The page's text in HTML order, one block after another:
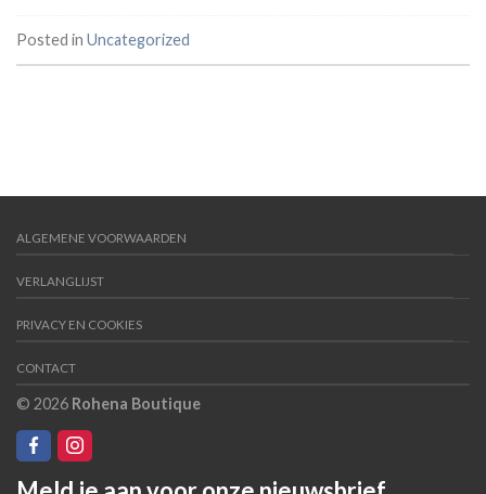
Posted in Uncategorized
ALGEMENE VOORWAARDEN
VERLANGLIJST
PRIVACY EN COOKIES
CONTACT
© 2026 Rohena Boutique